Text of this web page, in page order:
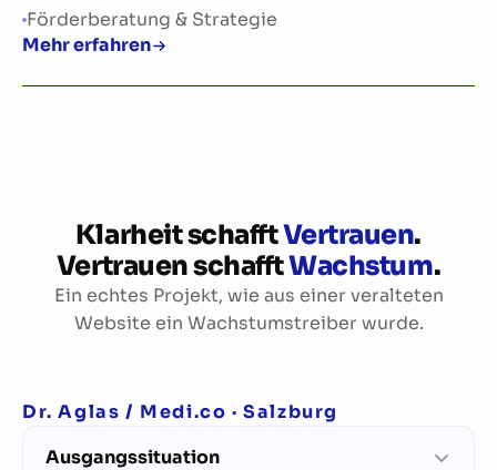
Förderberatung & Strategie
Mehr erfahren
Klarheit schafftVertrauen.
Vertrauen schafftWachstum.
Ein echtes Projekt, wie aus einer veralteten
Website ein Wachstumstreiber wurde.
Dr. Aglas / Medi.co · Salzburg
Ausgangssituation